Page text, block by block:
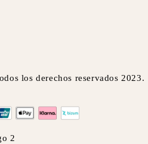
los derechos reservados 2023.